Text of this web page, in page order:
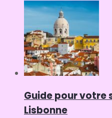
Guide pour votre
Lisbonne